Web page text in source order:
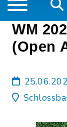
WM
(Open